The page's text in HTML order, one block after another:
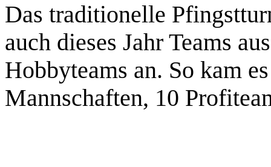
Das traditionelle
auch dieses Jahr Teams
Hobbyteams an. So kam
Mannschaften, 10